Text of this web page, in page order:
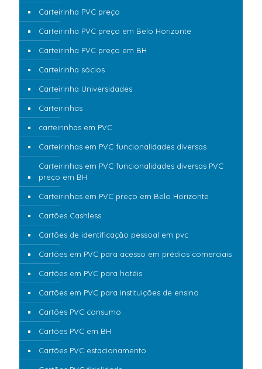
Carteirinha PVC preço
Carteirinha PVC preço em Belo Horizonte
Carteirinha PVC preço em BH
Carteirinha sócios
Carteirinha Universidades
Carteirinhas
carteirinhas em PVC
Carteirinhas em PVC funcionalidades diversas
Carteirinhas em PVC funcionalidades diversas PVC
preço em BH
Carteirinhas em PVC preço em Belo Horizonte
Cartões Cashless
Cartões de identificação pessoal em pvc
Cartões em PVC para acesso em prédios comerciais
Cartões em PVC para hotéis
Cartões em PVC para instituições de ensino
Cartões PVC consumo
Cartões PVC em BH
Cartões PVC estacionamento